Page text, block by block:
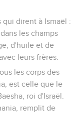
qui dirent à Ismaël :
les champs
d'huile et de
leurs frères.
les corps des
est celle que le
roi d'Israël.
remplit de